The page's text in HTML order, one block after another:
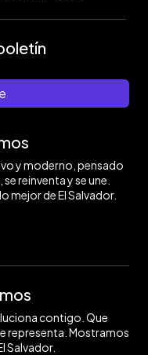
y moderno, pensado
reinventa y se une.
mejor de El Salvador.
contigo. Que
representa. Mostramos
Salvador.